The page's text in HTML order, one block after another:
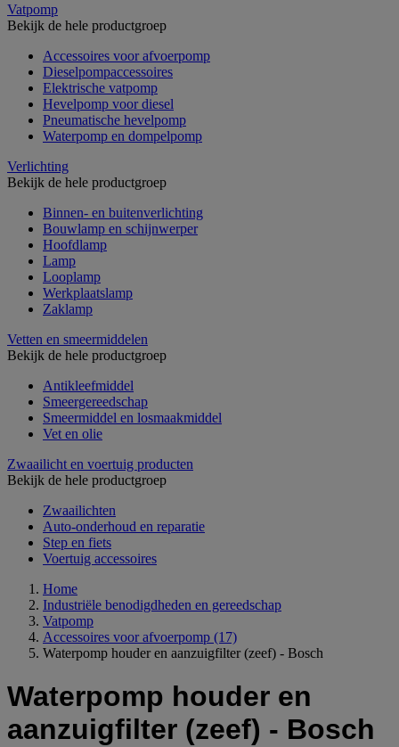
Vatpomp
Bekijk de hele productgroep
Accessoires voor afvoerpomp
Dieselpompaccessoires
Elektrische vatpomp
Hevelpomp voor diesel
Pneumatische hevelpomp
Waterpomp en dompelpomp
Verlichting
Bekijk de hele productgroep
Binnen- en buitenverlichting
Bouwlamp en schijnwerper
Hoofdlamp
Lamp
Looplamp
Werkplaatslamp
Zaklamp
Vetten en smeermiddelen
Bekijk de hele productgroep
Antikleefmiddel
Smeergereedschap
Smeermiddel en losmaakmiddel
Vet en olie
Zwaailicht en voertuig producten
Bekijk de hele productgroep
Zwaailichten
Auto-onderhoud en reparatie
Step en fiets
Voertuig accessoires
Home
Industriële benodigdheden en gereedschap
Vatpomp
Accessoires voor afvoerpomp (17)
Waterpomp houder en aanzuigfilter (zeef) - Bosch
Waterpomp houder en
aanzuigfilter (zeef) - Bosch